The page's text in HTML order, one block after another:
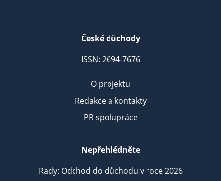
České důchody
ISSN: 2694-7676
O projektu
Redakce a kontakty
PR spolupráce
Nepřehlédněte
Rady: Odchod do důchodu v roce 2026